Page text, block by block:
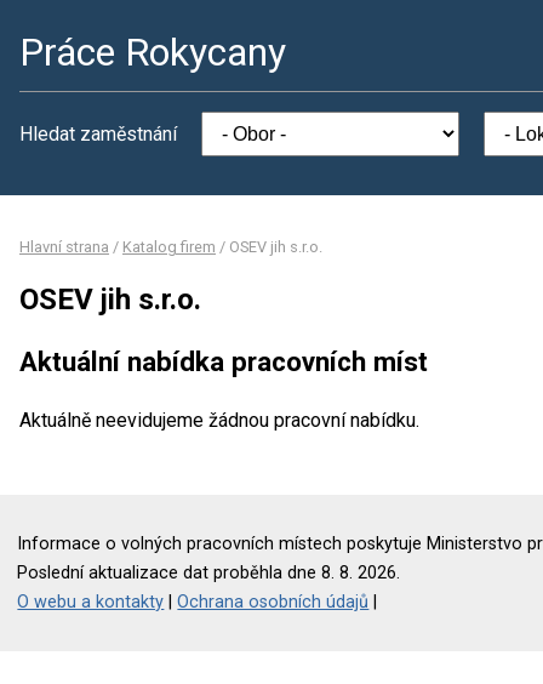
Práce Rokycany
Hledat zaměstnání
Hlavní strana / Katalog firem / OSEV jih s.r.o.
OSEV jih s.r.o.
Aktuální nabídka pracovních míst
Aktuálně neevidujeme žádnou pracovní nabídku.
Informace o volných pracovních místech poskytuje Ministerstvo
Poslední aktualizace dat proběhla dne 8. 8. 2026.
O webu a kontakty |Ochrana osobních údajů